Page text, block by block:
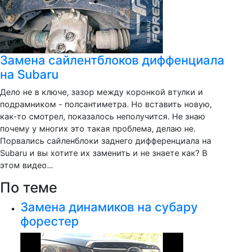
Замена сайлентблоков диффенциала
на Subaru
Дело не в ключе, зазор между коронкой втулки и
подрамником - полсантиметра. Но вставить новую,
как-то смотрел, показалось неполучится. Не знаю
почему у многих это такая проблема, делаю не.
Порвались сайленблоки заднего дифференциала на
Subaru и вы хотите их заменить и не знаете как? В
этом видео...
По теме
Замена динамиков на субару
форестер